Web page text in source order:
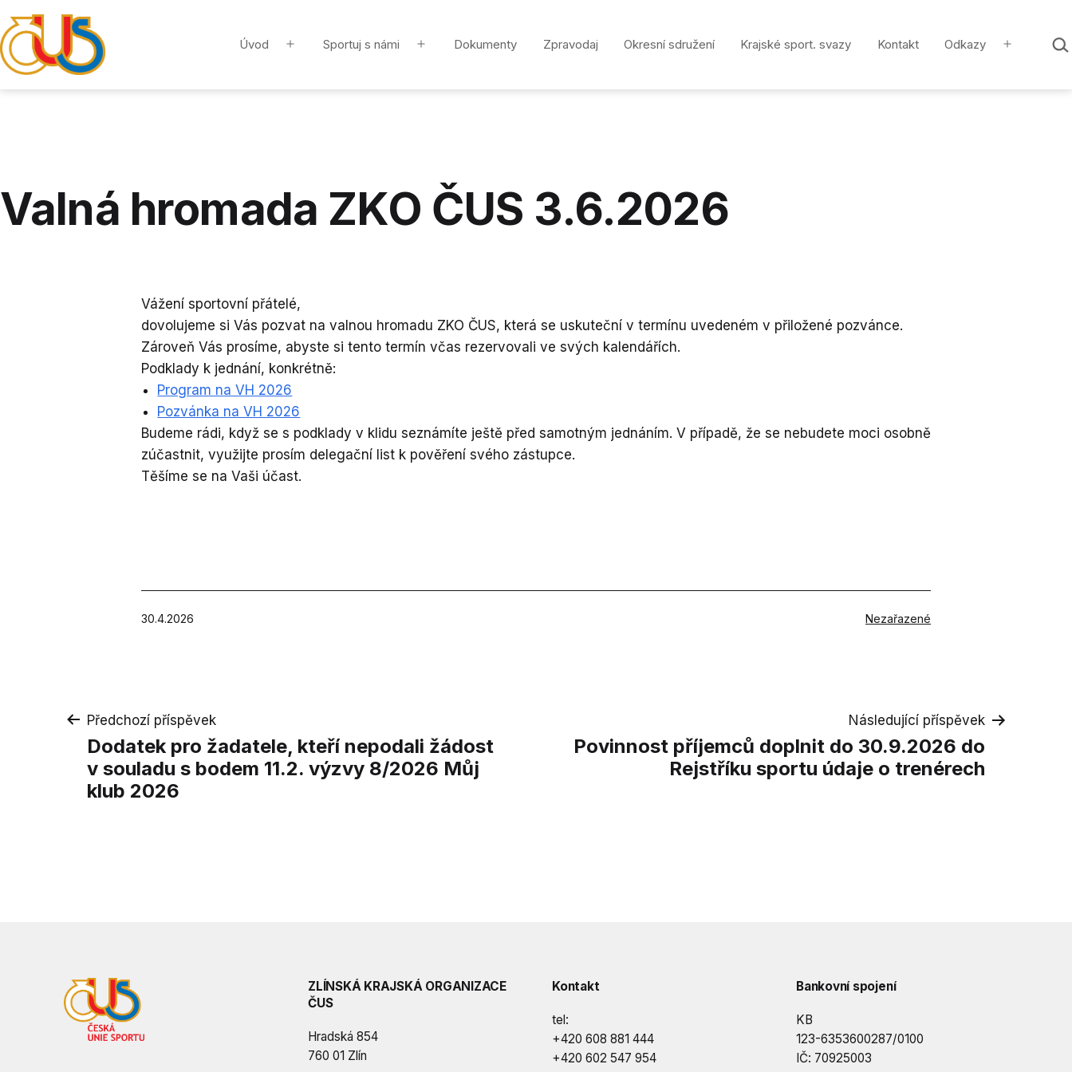
k
obsahu
Úvod
Otevřít
Sportuj s námi
Otevřít
Dokumenty Zpravodaj Okresní sdružení Krajské sport. svazy Kontakt Odkazy
Otevřít
…
Valná hromada ZKO ČUS 3.6.2026
Vážení sportovní přátelé,
dovolujeme si Vás pozvat na valnou hromadu ZKO ČUS, která se uskuteční v termínu uvedeném v přiložené pozvánce.
Zároveň Vás prosíme, abyste si tento termín včas rezervovali ve svých kalendářích.
Podklady k jednání, konkrétně:
Program na VH 2026
Pozvánka na VH 2026
Budeme rádi, když se s podklady v klidu seznámíte ještě před samotným jednáním. V případě, že se nebudete moci osobně
zúčastnit, využijte prosím delegační list k pověření svého zástupce.
Těšíme se na Vaši účast.
Publikováno
30.4.2026
V
Nezařazené
Navigace
pro
Předchozí příspěvek
Dodatek pro žadatele, kteří nepodali žádost
v souladu s bodem 11.2. výzvy 8/2026 Můj
klub 2026
Následující příspěvek
Povinnost příjemců doplnit do 30.9.2026 do
Rejstříku sportu údaje o trenérech
ZLÍNSKÁ KRAJSKÁ ORGANIZACE
ČUS
Hradská 854
760 01 Zlín
Kontakt
tel:
+420 608 881 444
+420 602 547 954
Bankovní spojení
KB
123-6353600287/0100
IČ: 70925003